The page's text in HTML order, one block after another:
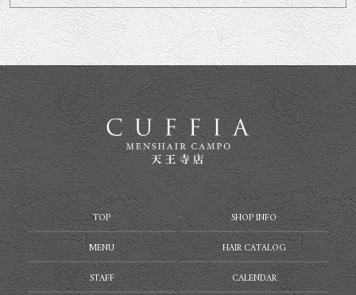
TOP
SHOP INFO
MENU
HAIR CATALOG
STAFF
CALENDAR